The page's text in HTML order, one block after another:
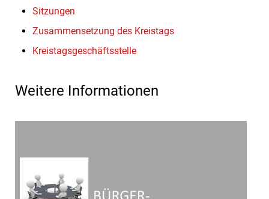
Sitzungen
Zusammensetzung des Kreistags
Kreistagsgeschäftsstelle
Weitere Informationen